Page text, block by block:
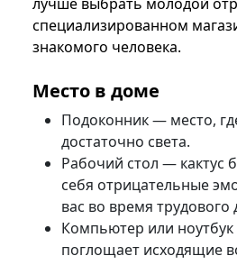
специализированном
знакомого человека.
Место в доме
Подоконник — место,
достаточно света.
Рабочий стол — кактус
себя отрицательные
вас во время трудового
Компьютер или
поглощает исходящие